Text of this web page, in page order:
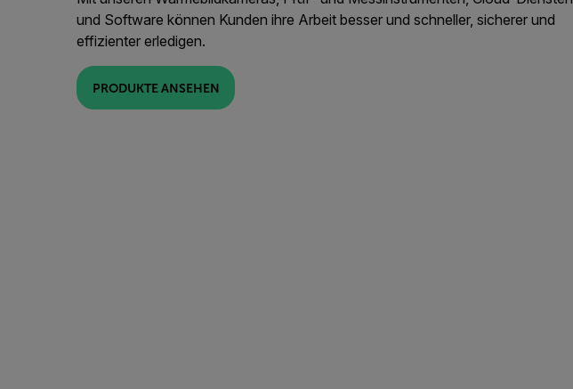
und Software können Kunden ihre Arbeit besser und schneller, sicherer und
effizienter erledigen.
PRODUKTE ANSEHEN